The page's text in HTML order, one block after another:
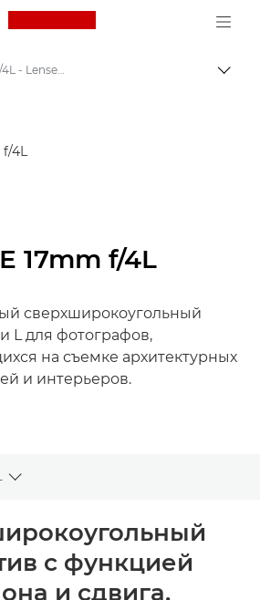
Canon Logo, back to
Canon TS-E 17mm f/4L - Lenses - Camera & Photo lenses
17mm f/4L
сверхширокоугольный
L для фотографов,
на съемке архитектурных
и интерьеров.
Toggle breadcrumbs
с функцией
и сдвига.